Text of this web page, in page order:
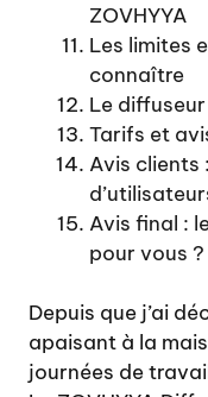
ZOVHYYA
Les limites
connaître
Le
Tarifs et
Avis clients
Avis final :
pour vous ?
Depuis que j’ai
apaisant à la
journées de